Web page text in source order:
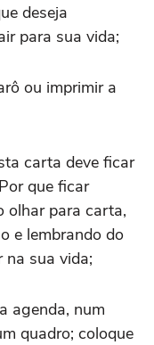
deseja
para sua vida;
ou imprimir a
carta deve ficar
que ficar
olhar para carta,
e lembrando do
na sua vida;
agenda, num
quadro; coloque